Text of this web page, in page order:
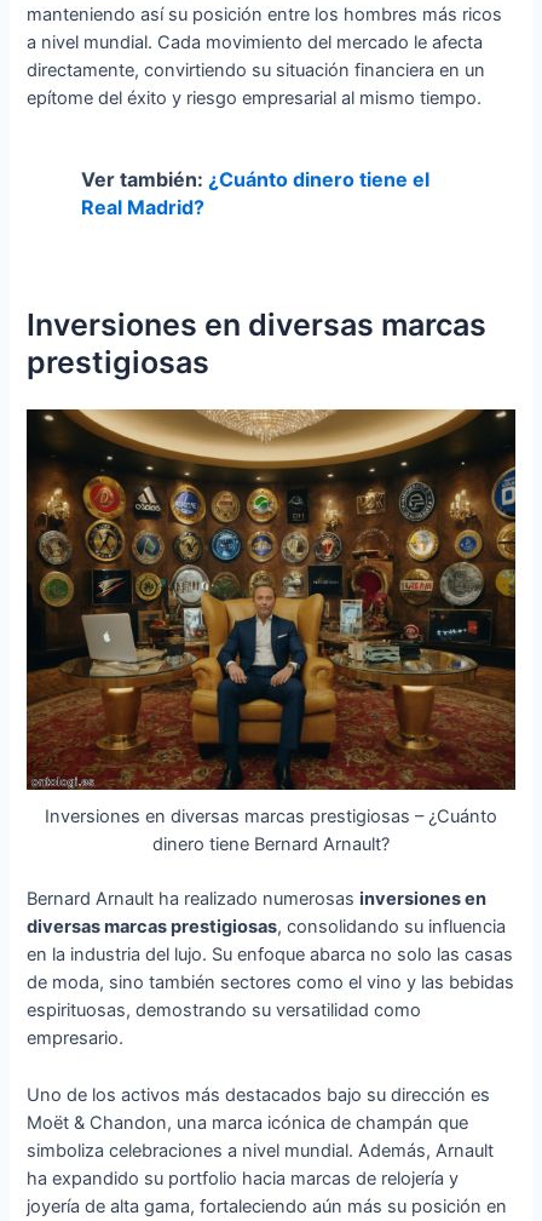
manteniendo así su posición entre los hombres más ricos
a nivel mundial. Cada movimiento del mercado le afecta
directamente, convirtiendo su situación financiera en un
epítome del éxito y riesgo empresarial al mismo tiempo.
Ver también: ¿Cuánto dinero tiene el
Real Madrid?
Inversiones en diversas marcas
prestigiosas
Inversiones en diversas marcas prestigiosas – ¿Cuánto
dinero tiene Bernard Arnault?
Bernard Arnault ha realizado numerosasinversiones en
diversas marcas prestigiosas, consolidando su influencia
en la industria del lujo. Su enfoque abarca no solo las casas
de moda, sino también sectores como el vino y las bebidas
espirituosas, demostrando su versatilidad como
empresario.
Uno de los activos más destacados bajo su dirección es
Moët & Chandon, una marca icónica de champán que
simboliza celebraciones a nivel mundial. Además, Arnault
ha expandido su portfolio hacia marcas de relojería y
joyería de alta gama, fortaleciendo aún más su posición en